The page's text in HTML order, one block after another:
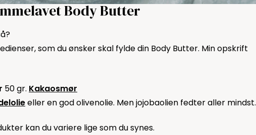
Body Butter
som du ønsker skal fylde din Body Butter. Min opskrift
50 gr. Kakaosmør
eller en god olivenolie. Men jojobaolien fedter aller mindst.
kan du variere lige som du synes.